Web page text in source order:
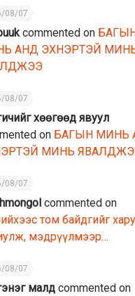
08/07
commented on БАГЫН
АНД ЭХНЭРТЭЙ
08/07
хөөгөөд явуул
on БАГЫН МИНЬ
МИНЬ
08/07
commented on
том байдгийг
мэдрүүлмээр…
08/07
малд commented on